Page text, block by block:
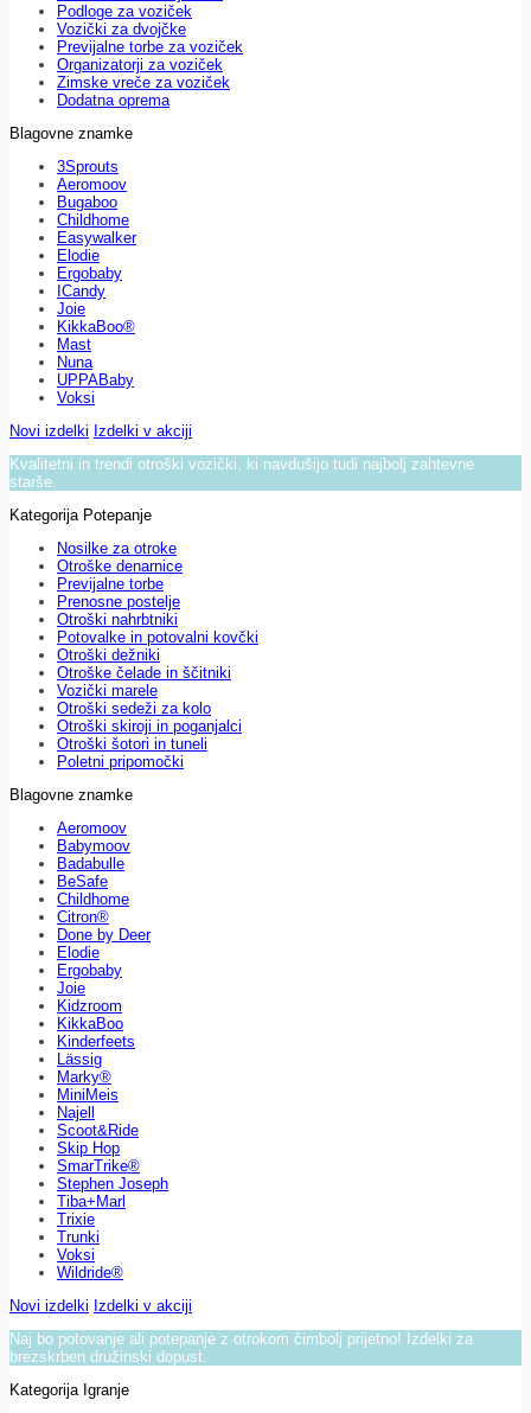
Podloge za voziček
Vozički za dvojčke
Previjalne torbe za voziček
Organizatorji za voziček
Zimske vreče za voziček
Dodatna oprema
Blagovne znamke
3Sprouts
Aeromoov
Bugaboo
Childhome
Easywalker
Elodie
Ergobaby
ICandy
Joie
KikkaBoo®
Mast
Nuna
UPPABaby
Voksi
Novi izdelki Izdelki v akciji
Kvalitetni in trendi otroški vozički, ki navdušijo tudi najbolj zahtevne
starše.
Kategorija Potepanje
Nosilke za otroke
Otroške denarnice
Previjalne torbe
Prenosne postelje
Otroški nahrbtniki
Potovalke in potovalni kovčki
Otroški dežniki
Otroške čelade in ščitniki
Vozički marele
Otroški sedeži za kolo
Otroški skiroji in poganjalci
Otroški šotori in tuneli
Poletni pripomočki
Blagovne znamke
Aeromoov
Babymoov
Badabulle
BeSafe
Childhome
Citron®
Done by Deer
Elodie
Ergobaby
Joie
Kidzroom
KikkaBoo
Kinderfeets
Lässig
Marky®
MiniMeis
Najell
Scoot&Ride
Skip Hop
SmarTrike®
Stephen Joseph
Tiba+Marl
Trixie
Trunki
Voksi
Wildride®
Novi izdelki Izdelki v akciji
Naj bo potovanje ali potepanje z otrokom čimbolj prijetno! Izdelki za
brezskrben družinski dopust.
Kategorija Igranje